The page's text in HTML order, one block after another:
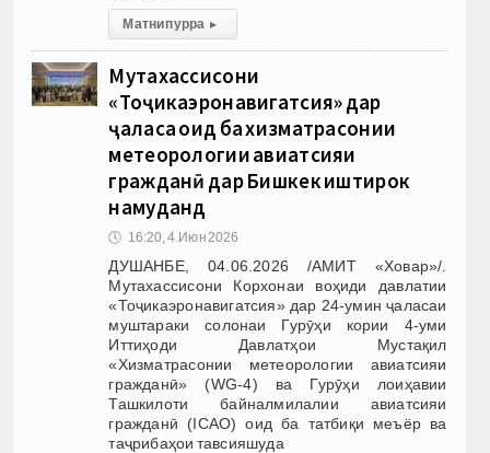
Матни пурра ▸
Мутахассисони
«Тоҷикаэронавигатсия» дар
ҷаласа оид ба хизматрасонии
метеорологии авиатсияи
гражданӣ дар Бишкек иштирок
намуданд
🕔 16:20, 4.Июн 2026
ДУШАНБЕ, 04.06.2026 /АМИТ «Ховар»/.
Мутахассисони Корхонаи воҳиди давлатии
«Тоҷикаэронавигатсия» дар 24-умин ҷаласаи
муштараки солонаи Гурӯҳи кории 4-уми
Иттиҳоди Давлатҳои Мустақил
«Хизматрасонии метеорологии авиатсияи
гражданӣ» (WG-4) ва Гурӯҳи лоиҳавии
Ташкилоти байналмилалии авиатсияи
гражданӣ (ICAO) оид ба татбиқи меъёр ва
таҷрибаҳои тавсияшуда